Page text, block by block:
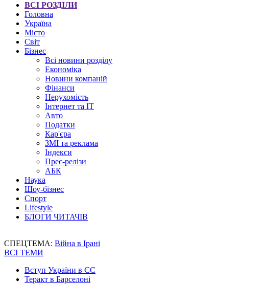
ВСІ РОЗДІЛИ
Головна
Україна
Місто
Світ
Бізнес
Всі новини розділу
Економіка
Новини компаній
Фінанси
Нерухомість
Інтернет та IT
Авто
Податки
Кар'єра
ЗМІ та реклама
Індекси
Прес-релізи
АБК
Наука
Шоу-бізнес
Спорт
Lifestyle
БЛОГИ ЧИТАЧІВ
СПЕЦТЕМА: Війна в Ірані
ВСІ ТЕМИ
Вступ України в ЄС
Теракт в Барселоні